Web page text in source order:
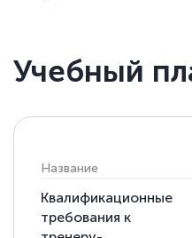
Учебный
Название
Квалификационные
требования к